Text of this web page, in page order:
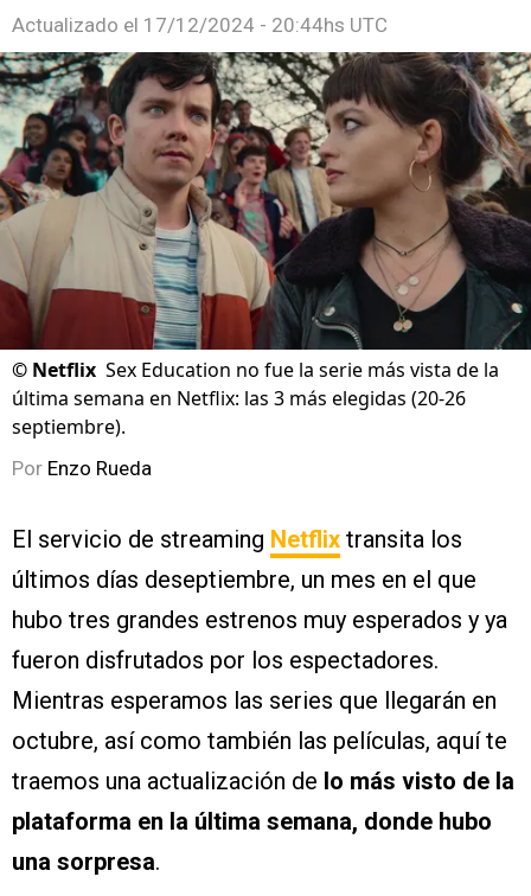
Actualizado el 17/12/2024 - 20:44hs UTC
© Netflix Sex Education no fue la serie más vista de la
última semana en Netflix: las 3 más elegidas (20-26
septiembre).
Por Enzo Rueda
El servicio de streaming Netflix transita los
últimos días deseptiembre, un mes en el que
hubo tres grandes estrenos muy esperados y ya
fueron disfrutados por los espectadores.
Mientras esperamos las series que llegarán en
octubre, así como también las películas, aquí te
traemos una actualización de lo más visto de la
plataforma en la última semana, donde hubo
una sorpresa.